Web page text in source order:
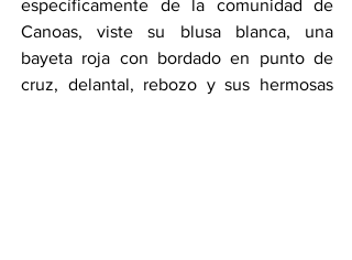
específicamente de la comunidad de
Canoas, viste su blusa blanca, una
bayeta roja con bordado en punto de
cruz, delantal, rebozo y sus hermosas